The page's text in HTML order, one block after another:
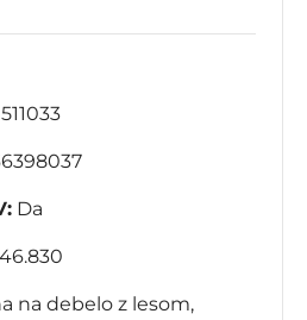
Da
na debelo z lesom,